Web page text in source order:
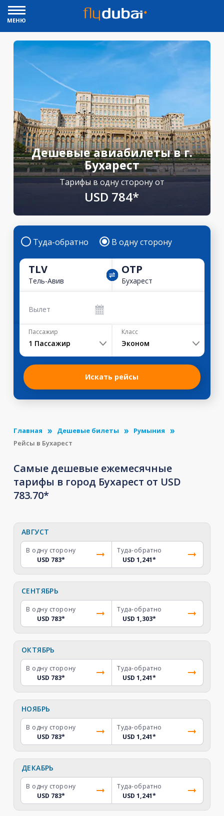
МЕНЮ
Дешевые авиабилеты в г.
Бухарест
Тарифы в одну сторону от
USD 784*
Туда-обратно В одну сторону
TLV
Тель-Авив
OTP
Бухарест
Вылет
Пассажир
1 Пассажир
Класс
Эконом
Искать рейсы
Главная Дешевые билеты
Румыния
Рейсы в Бухарест
Самые дешевые ежемесячные
тарифы в город Бухарест от USD
783.70*
АВГУСТ
В одну сторону
USD 783*
Туда-обратно
USD 1,241*
СЕНТЯБРЬ
В одну сторону
USD 783*
Туда-обратно
USD 1,303*
ОКТЯБРЬ
В одну сторону
USD 783*
Туда-обратно
USD 1,241*
НОЯБРЬ
В одну сторону
USD 783*
Туда-обратно
USD 1,241*
ДЕКАБРЬ
В одну сторону
USD 783*
Туда-обратно
USD 1,241*